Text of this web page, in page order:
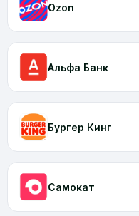
Ozon
Альфа Банк
Бургер Кинг
Самокат